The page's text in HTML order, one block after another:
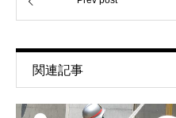
関連記事